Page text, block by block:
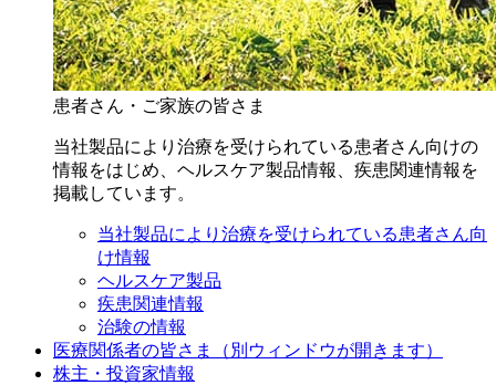
患者さん・ご家族の皆さま
当社製品により治療を受けられている患者さん向けの
情報をはじめ、ヘルスケア製品情報、疾患関連情報を
掲載しています。
当社製品により治療を受けられている患者さん向
け情報
ヘルスケア製品
疾患関連情報
治験の情報
医療関係者の皆さま
（別ウィンドウが開きます）
株主・投資家情報